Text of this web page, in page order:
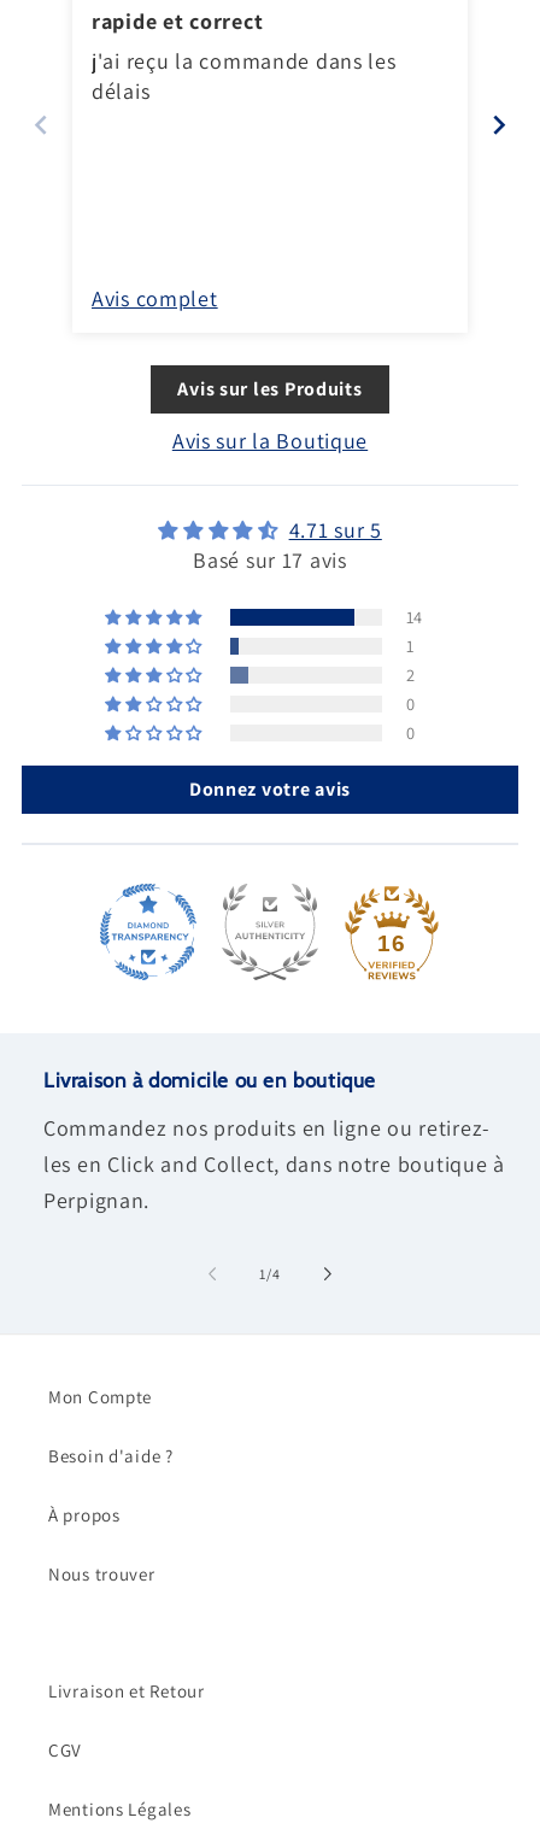
rapide et correct
j'ai reçu la commande dans les
délais
Avis complet
Avis sur les Produits
Avis sur la Boutique
4.71 sur 5
Basé sur 17 avis
14
1
2
0
0
Donnez votre avis
16
Livraison à domicile ou en boutique
Commandez nos produits en ligne ou retirez-
les en Click and Collect, dans notre boutique à
Perpignan.
1/de
4
Mon Compte
Besoin d'aide ?
À propos
Nous trouver
Livraison et Retour
CGV
Mentions Légales